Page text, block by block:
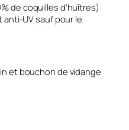
de coquilles d’huîtres)
UV sauf pour le
et bouchon de vidange